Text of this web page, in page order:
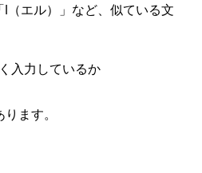
（エル）」など、似ている文
入力しているか
ます。